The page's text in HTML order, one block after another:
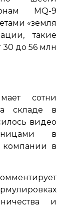
MQ-9
«земля
такие
30 до 56 млн
сотни
складе в
видео
в
компании в
и